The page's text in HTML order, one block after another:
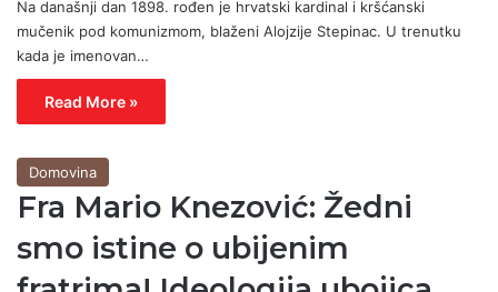
Na današnji dan 1898. rođen je hrvatski kardinal i kršćanski
mučenik pod komunizmom, blaženi Alojzije Stepinac. U trenutku
kada je imenovan…
Read More »
Domovina
Fra Mario Knezović: Žedni
smo istine o ubijenim